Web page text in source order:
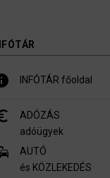
INFÓTÁR főoldal
ADÓZÁS
adóügyek
AUTÓ
és KÖZLEKEDÉS